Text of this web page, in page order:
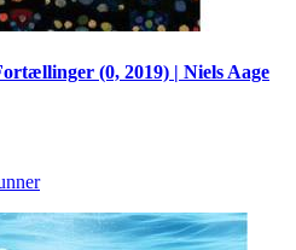
(0, 2019) | Niels Aage